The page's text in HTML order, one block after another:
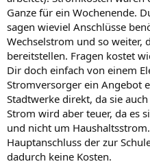
Ganze für ein Wochenende.
sagen wieviel Anschlüsse
Wechselstrom und so weiter,
bereitstellen. Fragen kostet
Dir doch einfach von einem
Stromversorger ein Angebot
Stadtwerke direkt, da sie
Strom wird aber teuer, da es
und nicht um
Hauptanschluss der zur
dadurch keine Kosten.